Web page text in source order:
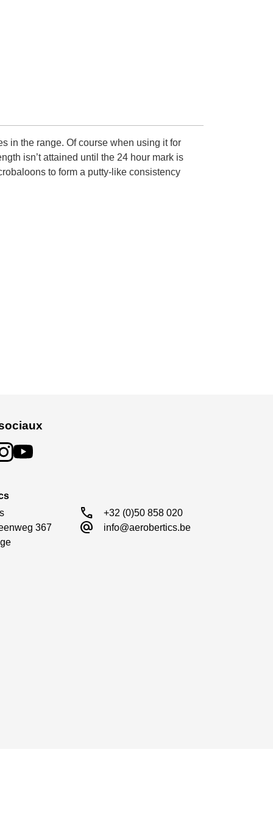
in the range. Of course when using it for
isn’t attained until the 24 hour mark is
to form a putty-like consistency
367
call +32 (0)50 858 020
alternate_email info@aerobertics.be